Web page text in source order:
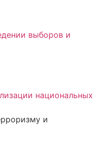
выборов и
национальных
и